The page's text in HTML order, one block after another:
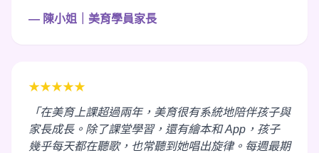
— 陳小姐｜美育學員家長
★★★★★
「在美育上課超過兩年，美育很有系統地陪伴孩子與
家長成長。除了課堂學習，還有繪本和 App，孩子
幾乎每天都在聽歌，也常聽到她唱出旋律。每週最期